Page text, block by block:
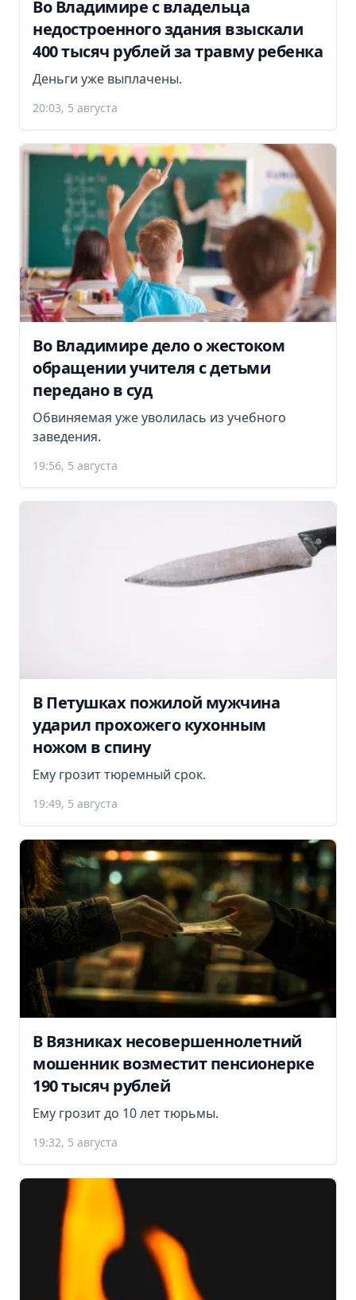
Во Владимире с владельца
недостроенного здания взыскали
400 тысяч рублей за травму ребенка
Деньги уже выплачены.
20:03, 5 августа
Во Владимире дело о жестоком
обращении учителя с детьми
передано в суд
Обвиняемая уже уволилась из учебного
заведения.
19:56, 5 августа
В Петушках пожилой мужчина
ударил прохожего кухонным
ножом в спину
Ему грозит тюремный срок.
19:49, 5 августа
В Вязниках несовершеннолетний
мошенник возместит пенсионерке
190 тысяч рублей
Ему грозит до 10 лет тюрьмы.
19:32, 5 августа